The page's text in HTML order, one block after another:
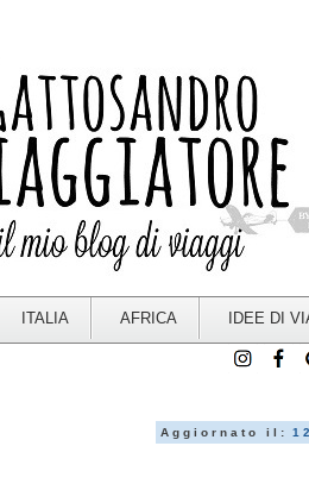
ITALIA AFRICA IDEE DI
Aggiornato il: